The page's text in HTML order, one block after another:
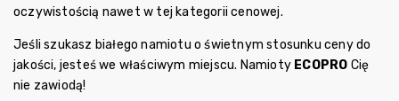
oczywistością nawet w tej kategorii cenowej.
Jeśli szukasz białego namiotu o świetnym stosunku ceny do
jakości, jesteś we właściwym miejscu. Namioty ECOPRO Cię
nie zawiodą!